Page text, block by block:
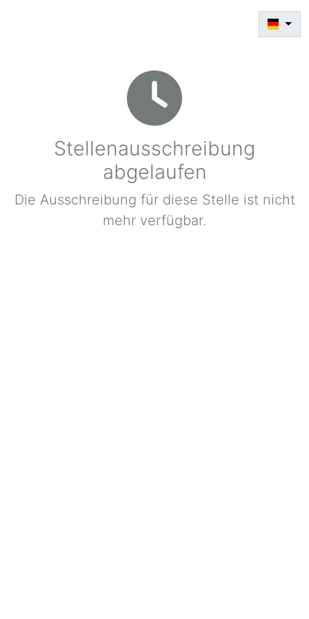
Stellenausschreibung
abgelaufen
Die Ausschreibung für diese Stelle ist nicht
mehr verfügbar.